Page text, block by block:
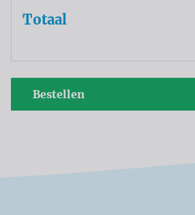
Totaal
Bestellen